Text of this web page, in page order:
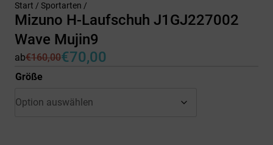
Start / Sportarten /
Mizuno H-Laufschuh J1GJ227002
Wave Mujin9
ab€160,00
Ursprünglicher
Preis
war:
€70,00
Aktueller
Preis
ist:
Größe